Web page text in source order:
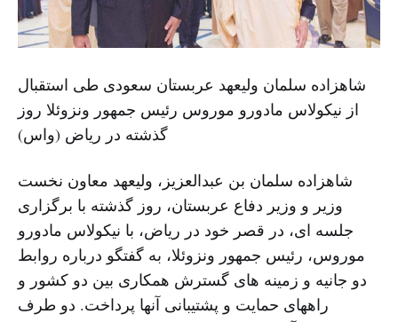
شاهزاده سلمان ولیعهد عربستان سعودی طی استقبال
از نیکولاس مادورو موروس رئیس جمهور ونزوئلا روز
گذشته در ریاض (واس)
شاهزاده سلمان بن عبدالعزیز، ولیعهد معاون نخست
وزیر و وزیر دفاع عربستان، روز گذشته با برگزاری
جلسه ای، در قصر خود در ریاض، با نیکولاس مادورو
موروس، رئیس جمهور ونزوئلا، به گفتگو درباره روابط
دو جانیه و زمینه های گسترش همکاری بین دو کشور و
راههای حمایت و پشتیبانی آنها پرداخت. دو طرف